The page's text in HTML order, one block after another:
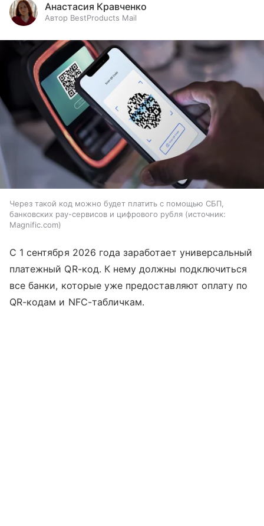
Анастасия Кравченко
Автор BestProducts Mail
Через такой код можно будет платить с помощью СБП,
банковских pay-сервисов и цифрового рубля
источник:
Magnific.com
С 1 сентября 2026 года заработает универсальный
платежный QR-код. К нему должны подключиться
все банки, которые уже предоставляют оплату по
QR-кодам и NFC-табличкам.